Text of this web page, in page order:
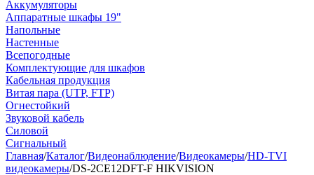
Аккумуляторы
Аппаратные шкафы 19"
Напольные
Настенные
Всепогодные
Комплектующие для шкафов
Кабельная продукция
Витая пара (UTP, FTP)
Огнестойкий
Звуковой кабель
Силовой
Сигнальный
Главная/Каталог/Видеонаблюдение/Видеокамеры/HD-TVI
видеокамеры/DS-2CE12DFT-F HIKVISION